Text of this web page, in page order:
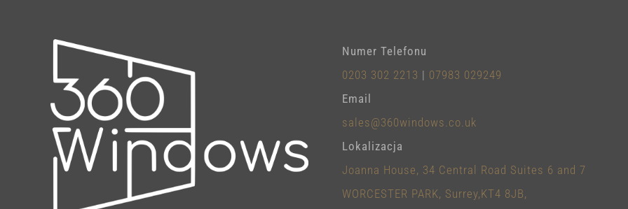
Numer Telefonu
0203 302 2213 | 07983 029249
Email
sales@360windows.co.uk
Lokalizacja
Joanna House, 34 Central Road Suites 6 and 7
WORCESTER PARK, Surrey,KT4 8JB,